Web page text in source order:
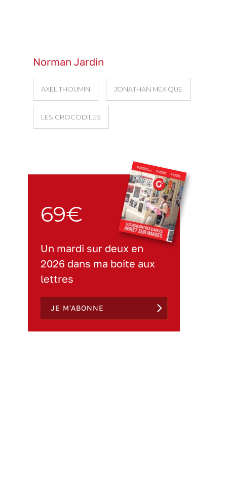
Norman Jardin
AXEL THOUMIN JONATHAN MEXIQUE
LES CROCODILES
69€
Un mardi sur deux en
2026 dans ma boite aux
lettres
JE M'ABONNE